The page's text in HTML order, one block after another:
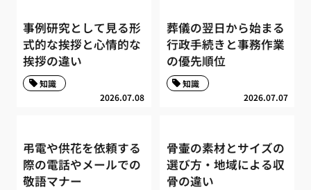
事例研究として見る形
式的な挨拶と心情的な
挨拶の違い
2026.07.08
知識
葬儀の翌日から始まる
行政手続きと事務作業
の優先順位
2026.07.07
知識
弔電や供花を依頼する
際の電話やメールでの
敬語マナー
骨壷の素材とサイズの
選び方・地域による収
骨の違い